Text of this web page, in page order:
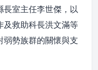
長室主任李世傑，以
及救助科長洪文滿等
弱勢族群的關懷與支